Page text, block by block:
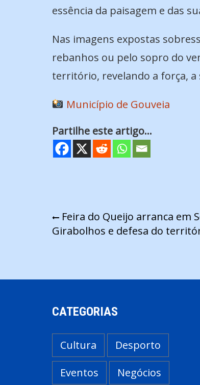
essência da paisagem e das
Nas imagens expostas
rebanhos ou pelo sopro do
território, revelando a força,
Município de Gouveia
Partilhe este artigo...
Navegação
de
Feira do Queijo arranca em
Girabolhos e defesa do
CATEGORIAS
Cultura
Desporto
Eventos
Negócios